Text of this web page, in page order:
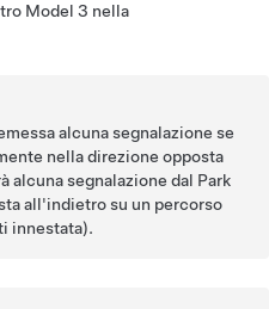
Model 3 nella
alcuna segnalazione se
nella direzione opposta
alcuna segnalazione dal Park
all'indietro su un percorso
innestata).